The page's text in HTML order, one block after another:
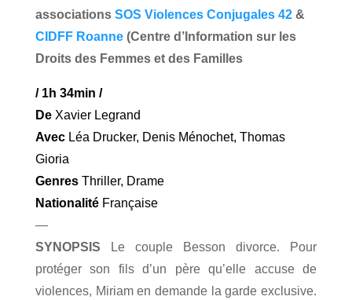
associations SOS Violences Conjugales 42&
CIDFF Roanne(Centre d’Information sur les
Droits des Femmes et des Familles
/1h 34min /
DeXavier Legrand
AvecLéa Drucker, Denis Ménochet, Thomas
Gioria
Genres Thriller, Drame
NationalitéFrançaise
—
SYNOPSIS
Le couple Besson divorce. Pour
protéger son fils d’un père qu’elle accuse de
violences, Miriam en demande la garde exclusive.